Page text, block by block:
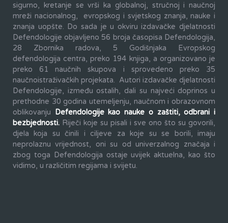
sigurno, kretanje se vrši ka globalnoj, stručnoj i naučnoj
mreži nacionalnog, evropskog i svjetskog znanja, nauke i
znanja uopšte. Do sada je u okviru izdavačke djelatnosti
Defendologije objavljeno 56 broja časopisa Defendologija,
28 Zbornika radova, 5 Godišnjaka Evropskog
defendologija centra, preko 194 knjiga, a organizovano je
preko 61 naučnih skupova i sprovedeno preko 35
naučnoistraživačkih projekata. Autori izdavačke djelatnosti
Defendologije, između ostalih, dali su najveći doprinos u
prethodne 30 godina utemeljenju, naučnom i obrazovnom
oblikovanju Defendologije kao nauke o zaštiti, odbrani i
bezbjednosti. Riječi koje su pisali i sve ono što su govorili,
djela koja su činili i ciljeve za koje su se borili, imaju
neprolaznu vrijednost, oni su od univerzalnog značaja i
zbog toga Defendologija ostaje uvijek aktuelna, kao što
vidimo, u različitim regijama i svijetu.